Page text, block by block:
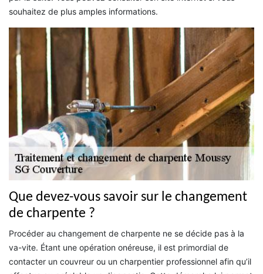
souhaitez de plus amples informations.
Que devez-vous savoir sur le changement
de charpente ?
Procéder au changement de charpente ne se décide pas à la
va-vite. Étant une opération onéreuse, il est primordial de
contacter un couvreur ou un charpentier professionnel afin qu’il